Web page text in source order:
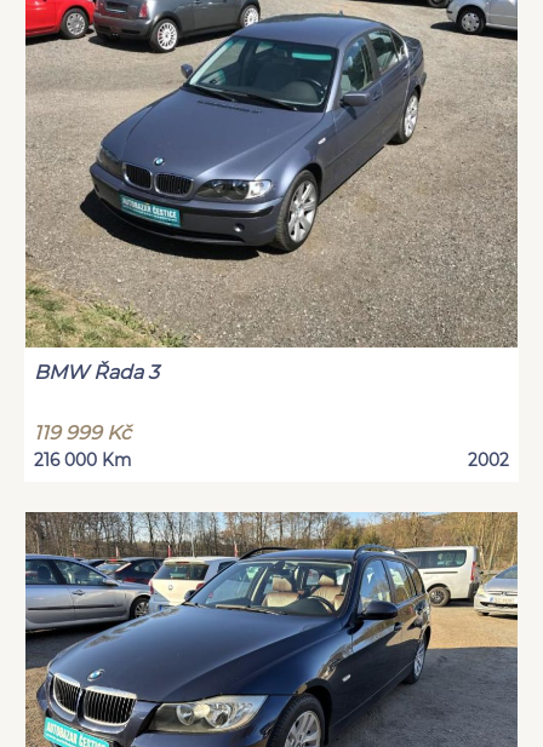
BMW Řada 3
119 999 Kč
216 000 Km 2002